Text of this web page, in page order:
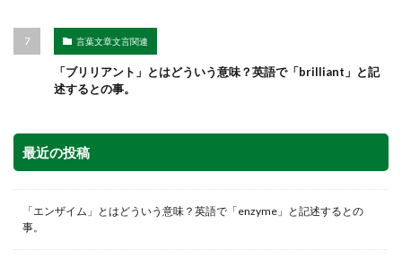
言葉文章文言関連
「ブリリアント」とはどういう意味？英語で「brilliant」と記
述するとの事。
最近の投稿
「エンザイム」とはどういう意味？英語で「enzyme」と記述するとの
事。